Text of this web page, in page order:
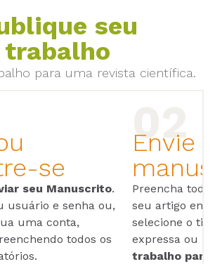
seu
trabalho
para uma revista científica.
se
seu Manuscrito.
usuário e senha ou,
uma conta,
todos os
Envie
Preencha
seu artigo em
selecione o
expressa ou
trabalho para